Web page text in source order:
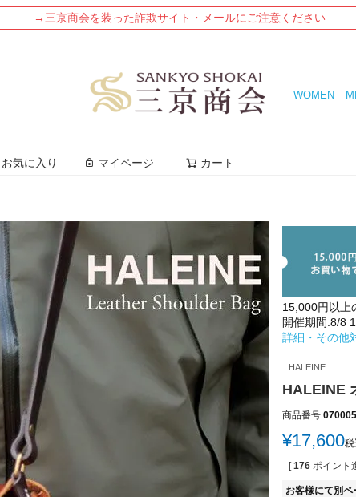
→三京商会を装った詐欺サイト・メールにご注意ください
WOMEN
お気に入り マイページ カート
15,000円以上
開催期間:8/8
詳細・その他
HALEINE
HALEINE
商品番号
¥17,600税
[ 176 ポイント
お客様にて別